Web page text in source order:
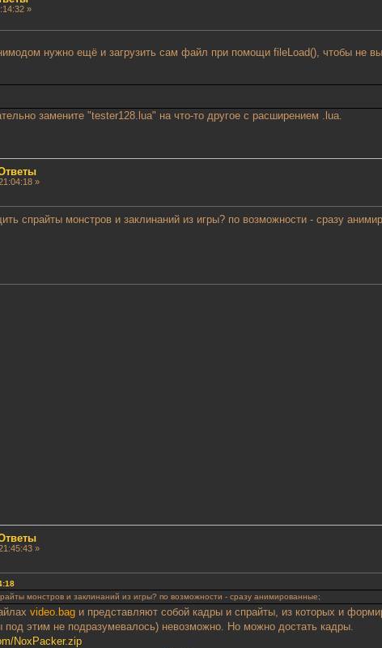
»
нужно ещё и загрузить сам файл при помощи fileLoad(), чтобы не
замените "tester128.lua" на что-то другое с расширением .lua.
»
спрайты монстров и заклинаний из игры? по возможности - сразу
»
монстров и заклинаний из игры? по возможности - сразу анимированные;
video.bag и представляют собой кадры и спрайты, из которых и
под этим не подразумевалось) невозможно. Но можно достать кадры.
NoxPacker.zip